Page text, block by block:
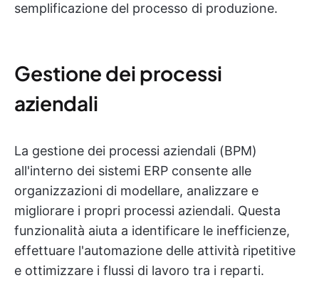
semplificazione del processo di produzione.
Gestione dei processi
aziendali
La gestione dei processi aziendali (BPM)
all'interno dei sistemi ERP consente alle
organizzazioni di modellare, analizzare e
migliorare i propri processi aziendali. Questa
funzionalità aiuta a identificare le inefficienze,
effettuare l'automazione delle attività ripetitive
e ottimizzare i flussi di lavoro tra i reparti.